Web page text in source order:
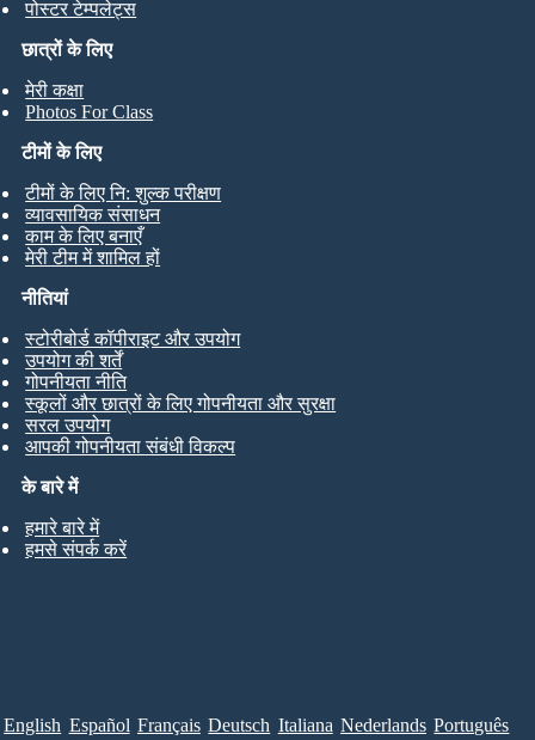
छात्रों के लिए
मेरी कक्षा
Photos For Class
पोस्टर टेम्पलेट्स
टीमों के लिए
टीमों के लिए नि: शुल्क परीक्षण
व्यावसायिक संसाधन
काम के लिए बनाएँ
मेरी टीम में शामिल हों
के बारे में
हमारे बारे में
हमसे संपर्क करें
नीतियां
स्टोरीबोर्ड कॉपीराइट और उपयोग
उपयोग की शर्तें
गोपनीयता नीति
स्कूलों और छात्रों के लिए गोपनीयता और सुरक्षा
सरल उपयोग
आपकी गोपनीयता संबंधी विकल्प
English Español Français Deutsch Italiana Nederlands Português